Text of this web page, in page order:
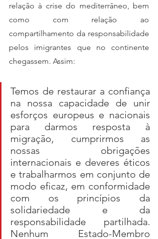
relação à crise do mediterrâneo, bem
como com relação ao
compartilhamento da responsabilidade
pelos imigrantes que no continente
chegassem. Assim:
Temos de restaurar a confiança
na nossa capacidade de unir
esforços europeus e nacionais
para darmos resposta à
migração, cumprirmos as
nossas obrigações
internacionais e deveres éticos
e trabalharmos em conjunto de
modo eficaz, em conformidade
com os princípios da
solidariedade e da
responsabilidade partilhada.
Nenhum Estado-Membro